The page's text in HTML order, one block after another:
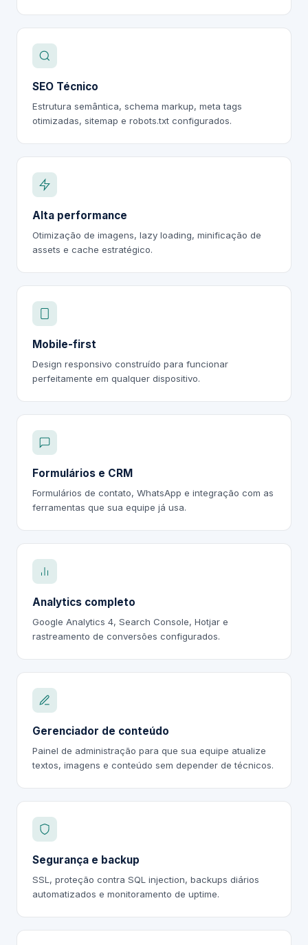
SEO Técnico
Estrutura semântica, schema markup, meta tags
otimizadas, sitemap e robots.txt configurados.
Alta performance
Otimização de imagens, lazy loading, minificação de
assets e cache estratégico.
Mobile-first
Design responsivo construído para funcionar
perfeitamente em qualquer dispositivo.
Formulários e CRM
Formulários de contato, WhatsApp e integração com as
ferramentas que sua equipe já usa.
Analytics completo
Google Analytics 4, Search Console, Hotjar e
rastreamento de conversões configurados.
Gerenciador de conteúdo
Painel de administração para que sua equipe atualize
textos, imagens e conteúdo sem depender de técnicos.
Segurança e backup
SSL, proteção contra SQL injection, backups diários
automatizados e monitoramento de uptime.